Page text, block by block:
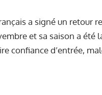
a signé un retour
et sa saison a été
confiance d’entrée,